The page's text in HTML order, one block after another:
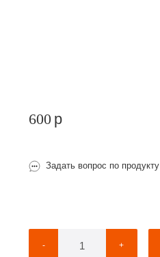
600 p
Задать вопрос по продукту
- +